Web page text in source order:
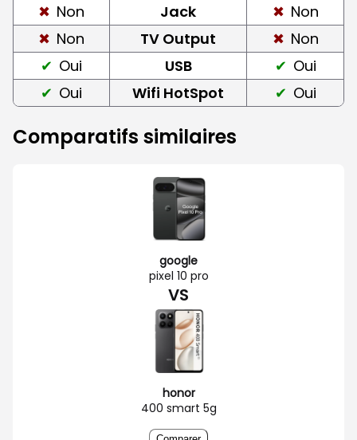
Non
Jack
Non
Non
TV Output
Non
Oui
USB
Oui
Oui
Wifi HotSpot Oui
Comparatifs similaires
google
pixel 10 pro
VS
honor
400 smart 5g